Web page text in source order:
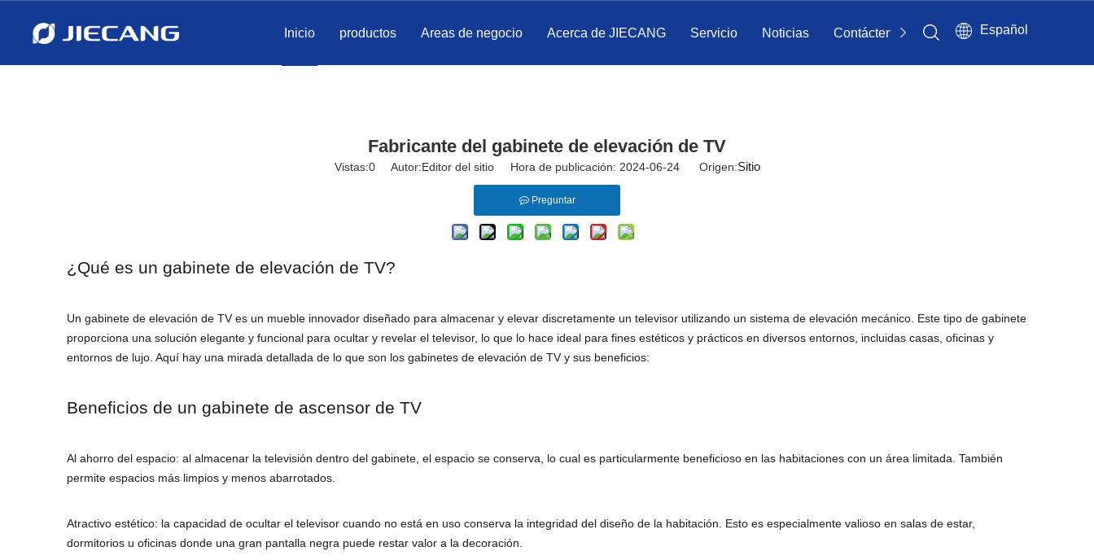
Inicio productos Areas de negocio Acerca de JIECANG Servicio Noticias Contáctenos Español
Fabricante del gabinete de elevación de TV
Vistas:0Autor:Editor del sitio Hora de publicación: 2024-06-24 Origen:Sitio
Preguntar
¿Qué es un gabinete de elevación de TV?
Un gabinete de elevación de TV es un mueble innovador diseñado para almacenar y elevar discretamente un televisor utilizando un sistema de elevación mecánico. Este tipo de gabinete
proporciona una solución elegante y funcional para ocultar y revelar el televisor, lo que lo hace ideal para fines estéticos y prácticos en diversos entornos, incluidas casas, oficinas y
entornos de lujo. Aquí hay una mirada detallada de lo que son los gabinetes de elevación de TV y sus beneficios:
Beneficios de un gabinete de ascensor de TV
Al ahorro del espacio: al almacenar la televisión dentro del gabinete, el espacio se conserva, lo cual es particularmente beneficioso en las habitaciones con un área limitada. También
permite espacios más limpios y menos abarrotados.
Atractivo estético: la capacidad de ocultar el televisor cuando no está en uso conserva la integridad del diseño de la habitación. Esto es especialmente valioso en salas de estar,
dormitorios u oficinas donde una gran pantalla negra puede restar valor a la decoración.